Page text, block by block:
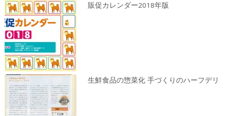
販促カレンダー2018年版
生鮮食品の惣菜化 手づくりのハーフデリ